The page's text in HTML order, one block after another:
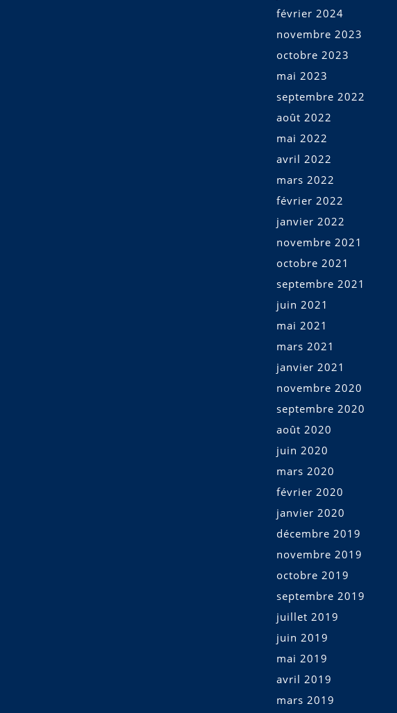
février 2024
novembre 2023
octobre 2023
mai 2023
septembre 2022
août 2022
mai 2022
avril 2022
mars 2022
février 2022
janvier 2022
novembre 2021
octobre 2021
septembre 2021
juin 2021
mai 2021
mars 2021
janvier 2021
novembre 2020
septembre 2020
août 2020
juin 2020
mars 2020
février 2020
janvier 2020
décembre 2019
novembre 2019
octobre 2019
septembre 2019
juillet 2019
juin 2019
mai 2019
avril 2019
mars 2019